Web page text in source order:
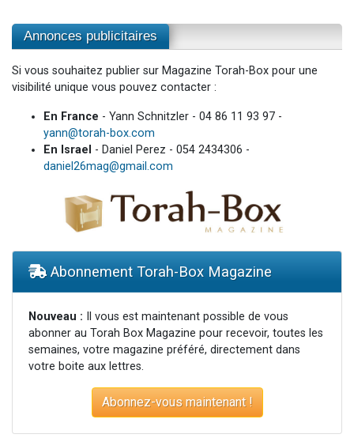
Annonces publicitaires
Si vous souhaitez publier sur Magazine Torah-Box pour une
visibilité unique vous pouvez contacter :
En France - Yann Schnitzler - 04 86 11 93 97 -
yann@torah-box.com
En Israel - Daniel Perez - 054 2434306 -
daniel26mag@gmail.com
Abonnement Torah-Box Magazine
Nouveau : Il vous est maintenant possible de vous
abonner au Torah Box Magazine pour recevoir, toutes les
semaines, votre magazine préféré, directement dans
votre boite aux lettres.
Abonnez-vous maintenant !